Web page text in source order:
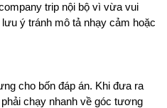
trip nội bộ vì vừa vui
ý tránh mô tả nhạy cảm hoặc
cho bốn đáp án. Khi đưa ra
chạy nhanh về góc tương